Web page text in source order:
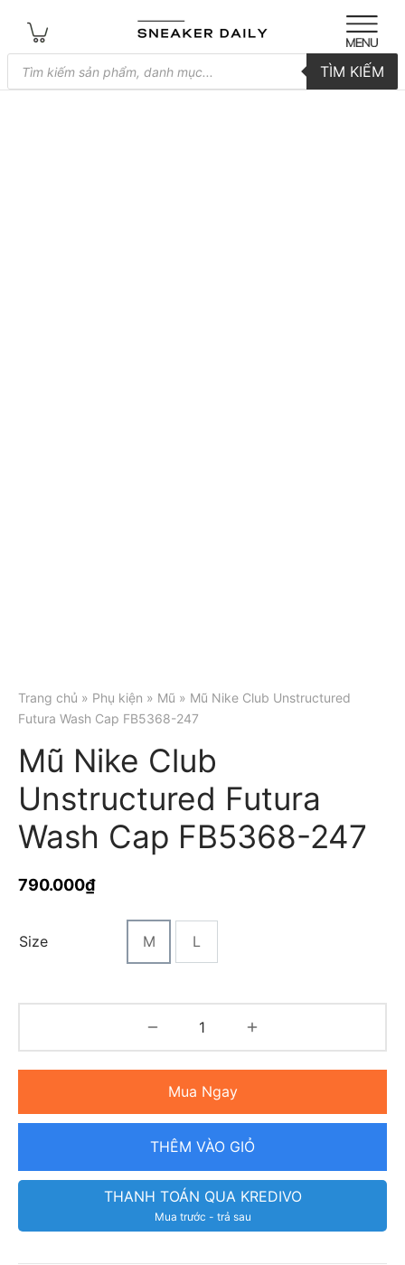
Tìm
kiếm
sản
TÌM KIẾM
Trang chủ » Phụ kiện » Mũ » Mũ Nike Club Unstructured
Futura Wash Cap FB5368-247
Mũ Nike Club
Unstructured Futura
Wash Cap FB5368-247
790.000₫
Size M L
Mua Ngay
THÊM VÀO GIỎ
THANH TOÁN QUA KREDIVO
Mua trước - trả sau